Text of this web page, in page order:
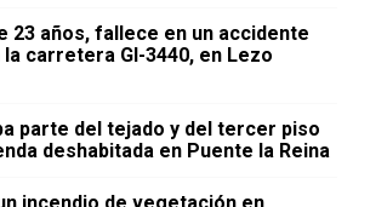
23 años, fallece en un accidente
carretera GI-3440, en Lezo
parte del tejado y del tercer piso
deshabitada en Puente la Reina